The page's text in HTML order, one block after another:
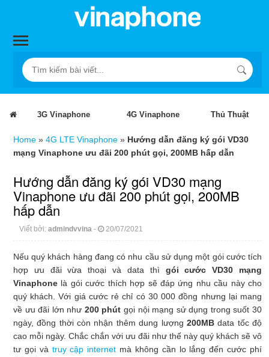
3G Vinaphone 4G Vinaphone Thủ Thuật
Home » 4G LTE Vinaphone » Hướng dẫn đăng ký gói VD30
mạng Vinaphone ưu đãi 200 phút gọi, 200MB hấp dẫn
Hướng dẫn đăng ký gói VD30 mạng
Vinaphone ưu đãi 200 phút gọi, 200MB
hấp dẫn
Viết bởi: admindvvina - 20/07/2021
Nếu quý khách hàng đang có nhu cầu sử dụng một gói cước tích
hợp ưu đãi vừa thoại và data thì gói cước VD30 mạng
Vinaphone là gói cước thích hợp sẽ đáp ứng nhu cầu này cho
quý khách. Với giá cước rẻ chỉ có 30 000 đồng nhưng lại mang
về ưu đãi lớn như 200 phút gọi nội mạng sử dụng trong suốt 30
ngày, đồng thời còn nhận thêm dung lượng 200MBdata tốc độ
cao mỗi ngày. Chắc chắn với ưu đãi như thế này quý khách sẽ vô
tư gọi và truy cập internet mà không cần lo lắng đến cước phí